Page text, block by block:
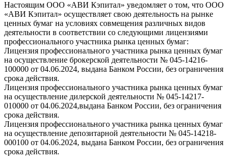
Настоящим ООО «АВИ Кэпитал» уведомляет о том, что ООО
«АВИ Кэпитал» осуществляет свою деятельность на рынке
ценных бумаг на условиях совмещения различных видов
деятельности в соответствии со следующими лицензиями
профессионального участника рынка ценных бумаг:
Лицензия профессионального участника рынка ценных бумаг
на осуществление брокерской деятельности № 045-14216-
100000 от 04.06.2024, выдана Банком России, без ограничения
срока действия.
Лицензия профессионального участника рынка ценных бумаг
на осуществление дилерской деятельности № 045-14217-
010000 от 04.06.2024,выдана Банком России, без ограничения
срока действия.
Лицензия профессионального участника рынка ценных бумаг
на осуществление депозитарной деятельности № 045-14218-
000100 от 04.06.2024, выдана Банком России, без ограничения
срока действия.